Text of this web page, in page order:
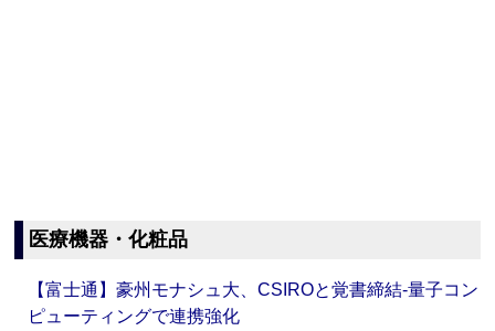
医療機器・化粧品
【富士通】豪州モナシュ大、CSIROと覚書締結‐量子コン
ピューティングで連携強化